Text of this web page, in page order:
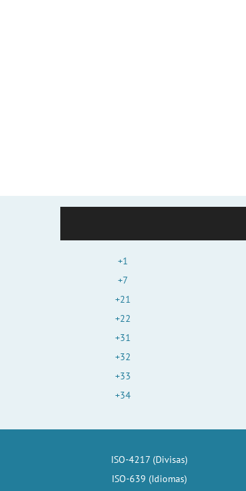
+1
+7
+21
+22
+31
+32
+33
+34
ISO-4217 (Divisas)
ISO-639 (Idiomas)